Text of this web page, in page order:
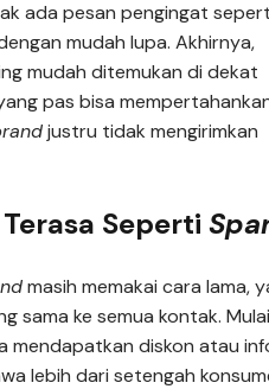
ada pesan pengingat
mudah lupa. Akhirnya,
mudah ditemukan di dekat
pas bisa
justru tidak mengirimkan
Seperti
masih memakai cara lama,
sama ke semua kontak. Mulai
mendapatkan diskon atau
lebih dari setengah